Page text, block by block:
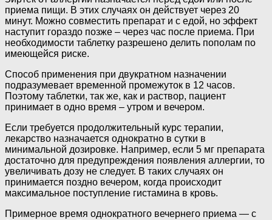
приема пищи. В этих случаях он действует через 20
минут. Можно совместить препарат и с едой, но эффект
наступит гораздо позже – через час после приема. При
необходимости таблетку разрешено делить пополам по
имеющейся риске.
Способ применения при двукратном назначении
подразумевает временной промежуток в 12 часов.
Поэтому таблетки, так же, как и раствор, пациент
принимает в одно время – утром и вечером.
Если требуется продолжительный курс терапии,
лекарство назначается однократно в сутки в
минимальной дозировке. Например, если 5 мг препарата
достаточно для предупреждения появления аллергии, то
увеличивать дозу не следует. В таких случаях он
принимается поздно вечером, когда происходит
максимальное поступление гистамина в кровь.
Примерное время однократного вечернего приема — с